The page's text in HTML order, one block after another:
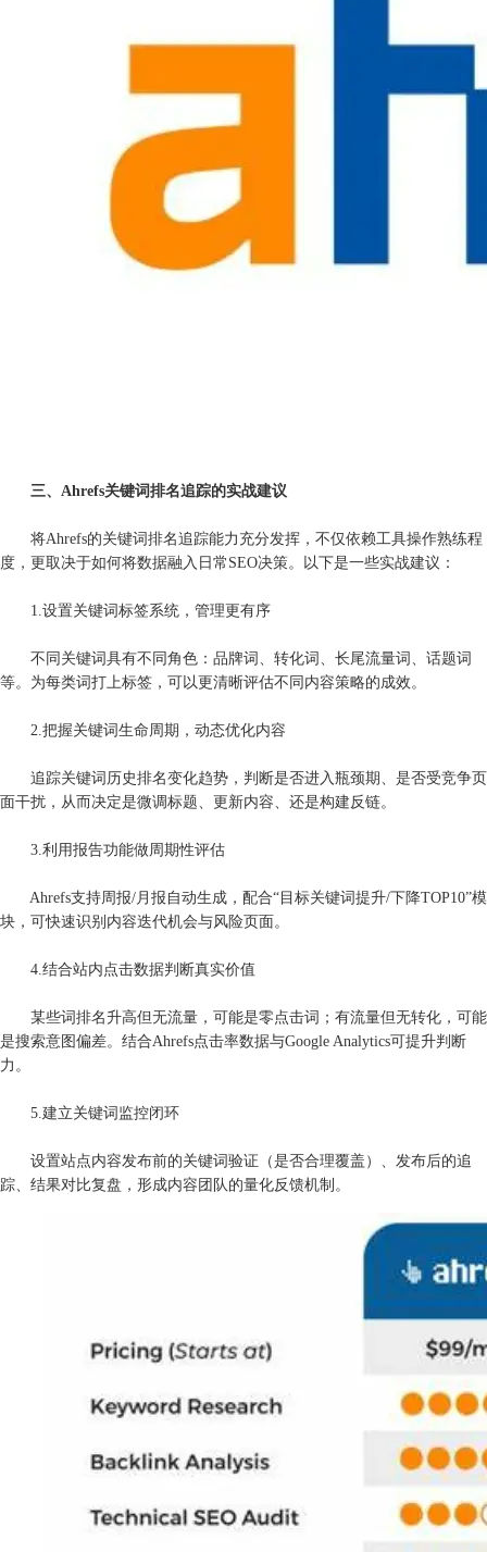
三、Ahrefs关键词排名追踪的实战建议
将Ahrefs的关键词排名追踪能力充分发挥，不仅依赖工具操作熟练程
度，更取决于如何将数据融入日常SEO决策。以下是一些实战建议：
1.设置关键词标签系统，管理更有序
不同关键词具有不同角色：品牌词、转化词、长尾流量词、话题词
等。为每类词打上标签，可以更清晰评估不同内容策略的成效。
2.把握关键词生命周期，动态优化内容
追踪关键词历史排名变化趋势，判断是否进入瓶颈期、是否受竞争页
面干扰，从而决定是微调标题、更新内容、还是构建反链。
3.利用报告功能做周期性评估
Ahrefs支持周报/月报自动生成，配合“目标关键词提升/下降TOP10”模
块，可快速识别内容迭代机会与风险页面。
4.结合站内点击数据判断真实价值
某些词排名升高但无流量，可能是零点击词；有流量但无转化，可能
是搜索意图偏差。结合Ahrefs点击率数据与Google Analytics可提升判断
力。
5.建立关键词监控闭环
设置站点内容发布前的关键词验证（是否合理覆盖）、发布后的追
踪、结果对比复盘，形成内容团队的量化反馈机制。